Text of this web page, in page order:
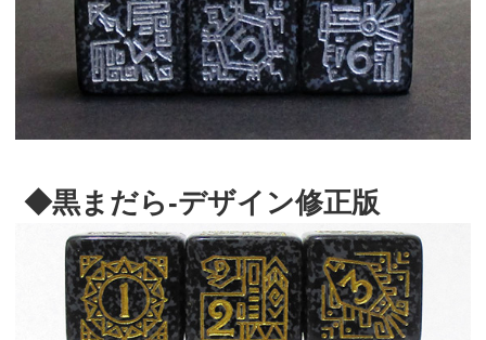
◆黒まだら-デザイン修正版